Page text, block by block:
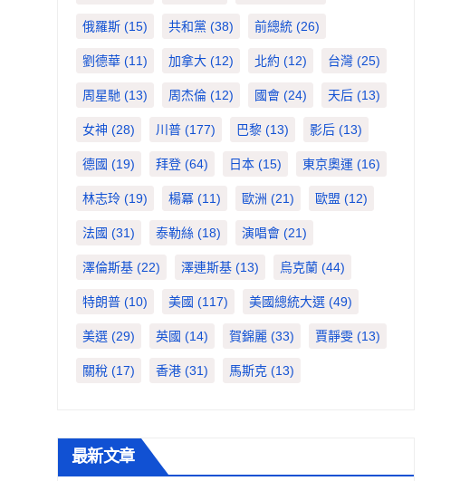
俄羅斯 (15) 共和黨 (38) 前總統 (26)
劉德華 (11) 加拿大 (12) 北約 (12) 台灣 (25)
周星馳 (13) 周杰倫 (12) 國會 (24) 天后 (13)
女神 (28) 川普 (177) 巴黎 (13) 影后 (13)
德國 (19) 拜登 (64) 日本 (15) 東京奧運 (16)
林志玲 (19) 楊冪 (11) 歐洲 (21) 歐盟 (12)
法國 (31) 泰勒絲 (18) 演唱會 (21)
澤倫斯基 (22) 澤連斯基 (13) 烏克蘭 (44)
特朗普 (10) 美國 (117) 美國總統大選 (49)
美選 (29) 英國 (14) 賀錦麗 (33) 賈靜雯 (13)
關稅 (17) 香港 (31) 馬斯克 (13)
最新文章